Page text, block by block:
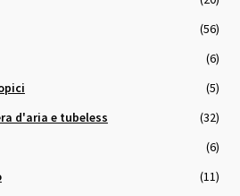
(56)
(6)
(5)
d'aria e tubeless
(32)
(6)
(11)